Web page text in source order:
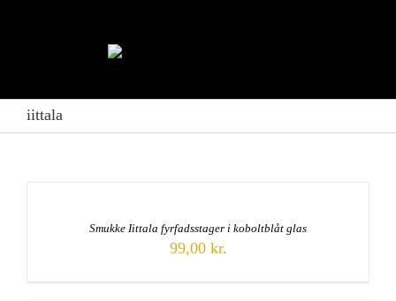
iittala
Smukke Iittala fyrfadsstager i koboltblåt glas
99,00 kr.